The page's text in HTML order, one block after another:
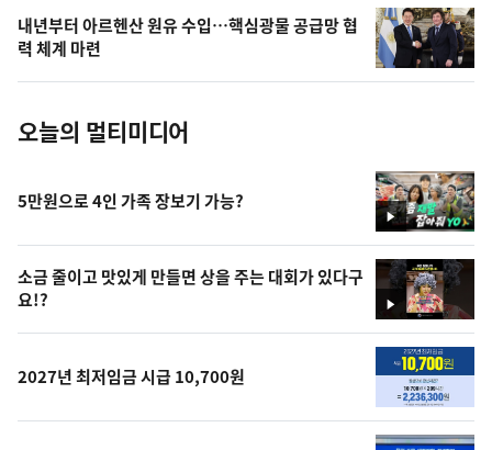
의
사
진
내년부터 아르헨산 원유 수입…핵심광물 공급망 협
력 체계 마련
오늘의 멀티미디어
영
상
5만원으로 4인 가족 장보기 가능?
영
상
소금 줄이고 맛있게 만들면 상을 주는 대회가 있다구
요!?
2027년 최저임금 시급 10,700원